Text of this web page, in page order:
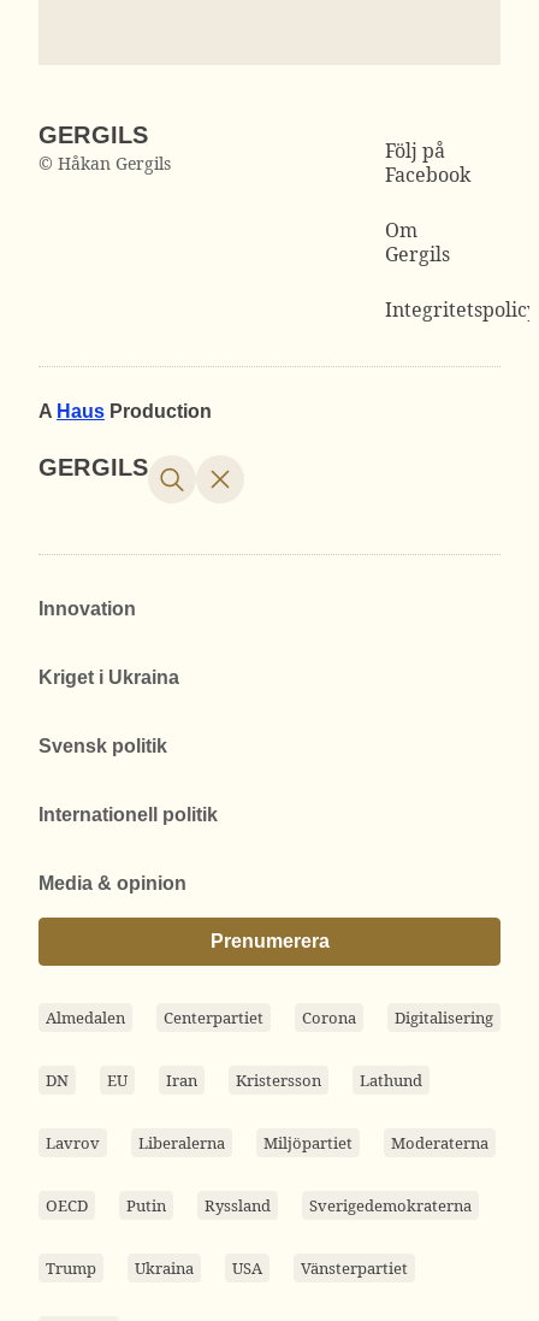
GERGILS
© Håkan Gergils
Följ på
Facebook
Om
Gergils
Integritetspolicy
A Haus Production
GERGILS
Innovation
Kriget i Ukraina
Svensk politik
Internationell politik
Media & opinion
Prenumerera
Almedalen Centerpartiet Corona Digitalisering
DN EU Iran Kristersson Lathund
Lavrov Liberalerna Miljöpartiet Moderaterna
OECD Putin Ryssland Sverigedemokraterna
Trump Ukraina USA Vänsterpartiet